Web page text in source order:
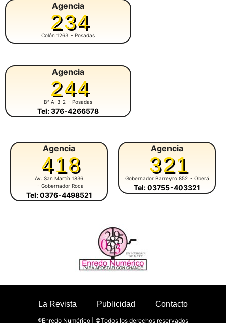
Agencia
234
Colón 1263 - Posadas
Agencia
244
Bº A-3-2 - Posadas
Tel: 376-4266578
Agencia
418
Av. San Martín 1836
- Gobernador Roca
Tel: 0376-4498521
Agencia
321
Gobernador Barreyro 852 - Oberá
Tel: 03755-403321
La Revista Publicidad Contacto
®Enredo Numérico | ©Todos los derechos reservados